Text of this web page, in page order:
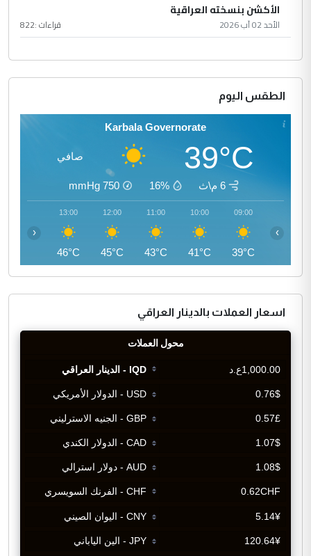
الأكشن بنسخته العراقية
الأحد 02 آب 2026 قراءات :822
الطقس اليوم
Karbala Governorate
39°C صافي
6 م\ث 16%
750
mmHg
09:00
39°C
10:00
41°C
11:00
43°C
12:00
45°C
13:00
46°C
‹ ›
اسعار العملات بالدينار العراقي